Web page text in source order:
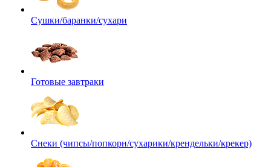
Сушки/баранки/сухари
Готовые завтраки
Снеки (чипсы/попкорн/сухарики/крендельки/крекер)